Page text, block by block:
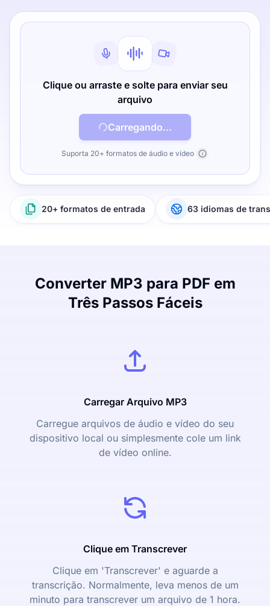
Clique ou arraste e solte para enviar seu
arquivo
Carregando...
Suporta 20+ formatos de áudio e vídeo
20+ formatos de entrada 63 idiomas de
Converter MP3 para PDF em
Três Passos Fáceis
Carregar Arquivo MP3
Carregue arquivos de áudio e vídeo do seu
dispositivo local ou simplesmente cole um link
de vídeo online.
Clique em Transcrever
Clique em 'Transcrever' e aguarde a
transcrição. Normalmente, leva menos de um
minuto para transcrever um arquivo de 1 hora.